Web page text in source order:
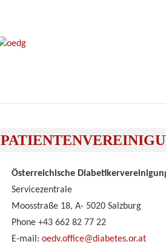
Österreichische
Servicezentrale
Moosstraße 18, A- 5020 Salzburg
Phone +43 662 82 77 22
E-mail: oedv.office@diabetes.or.at